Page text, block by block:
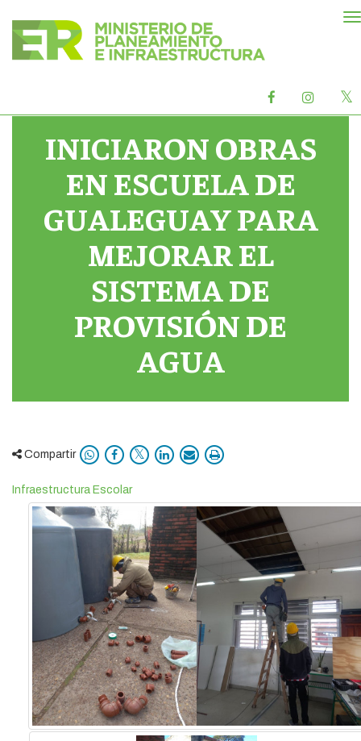
Facebook
oficialoficial
INICIARON OBRAS
EN ESCUELA DE
GUALEGUAY PARA
MEJORAR EL
SISTEMA DE
PROVISIÓN DE
AGUA
Compartir
Infraestructura Escolar